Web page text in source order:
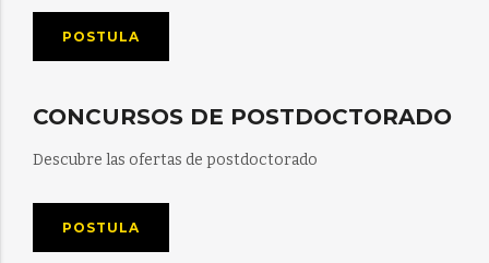
POSTULA
CONCURSOS DE POSTDOCTORADO
Descubre las ofertas de postdoctorado
POSTULA